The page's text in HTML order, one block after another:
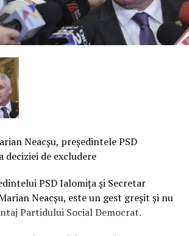
Neacşu, preşedintele PSD
deciziei de excludere
PSD Ialomiţa şi Secretar
Neacşu, este un gest greşit şi nu
Partidului Social Democrat.